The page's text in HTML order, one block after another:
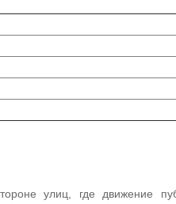
улиц, где движение